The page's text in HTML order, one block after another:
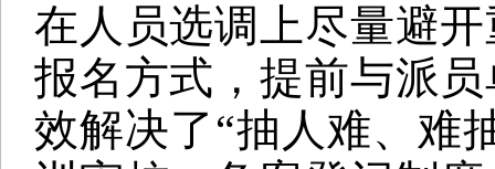
在人员选调上尽量避
报名方式，提前与派
效解决了“抽人难、难